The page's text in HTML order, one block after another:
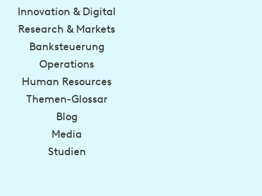
Innovation & Digital
Research & Markets
Banksteuerung
Operations
Human Resources
Themen-Glossar
Blog
Media
Studien